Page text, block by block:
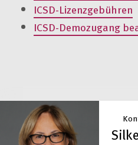
ICSD-Lizenzgebühren
ICSD-Demozugang